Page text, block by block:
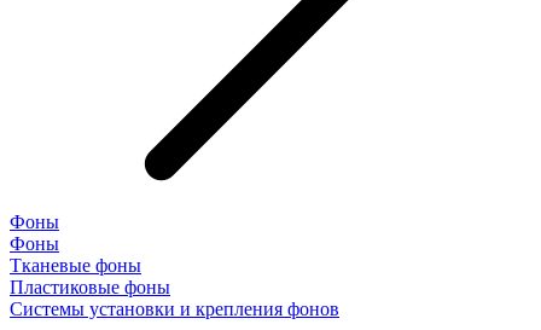
Фоны
Фоны
Тканевые фоны
Пластиковые фоны
Системы установки и крепления фонов